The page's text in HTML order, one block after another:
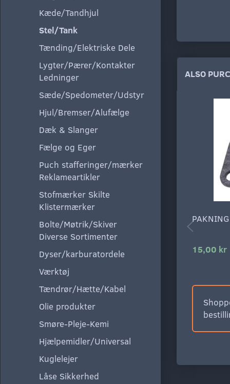
Kæde/Tandhjul
Stel/Tank
Tænding/Elektriske Dele
Lygter/Pærer/Kontakter
Ledninger
Sæde/Spedometer/Udstyr
Hjul/Bremser/Alufælge
Dæk & Slanger
Fælge og Eger
Puch stafferinger/mærker
Reklameartikler
Stofmærker Skilte
Klistermærker
Bolte/Møtrik/Skiver
Diverse Sortimenter
Dyser/karburatordele
Værktøj
Tændrør/Hætte/Kabel
Olie produkter
Smøre-Pleje-Kemi
Hjælpemidler/Universal
Kuglelejer
Låse Sikkerhed
ALSO
15,00 kr